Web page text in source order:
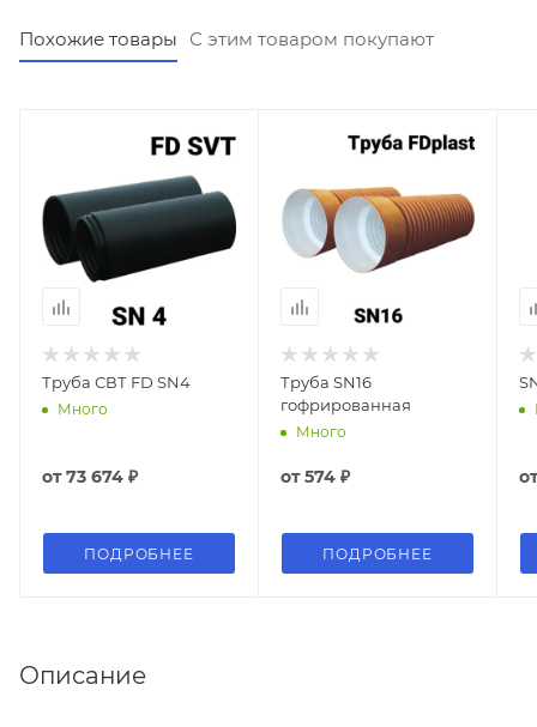
Похожие товары С этим товаром покупают
Труба СВТ FD SN4
Много
от73 674 ₽
ПОДРОБНЕЕ
Труба SN16
гофрированная
Много
от574 ₽
ПОДРОБНЕЕ
Описание